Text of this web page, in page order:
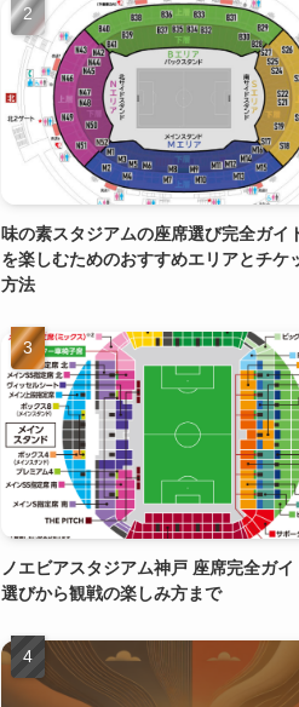
味の素スタジアムの座席選び完全ガイ
を楽しむためのおすすめエリアとチケ
方法
ノエビアスタジアム神戸 座席完全ガ
選びから観戦の楽しみ方まで